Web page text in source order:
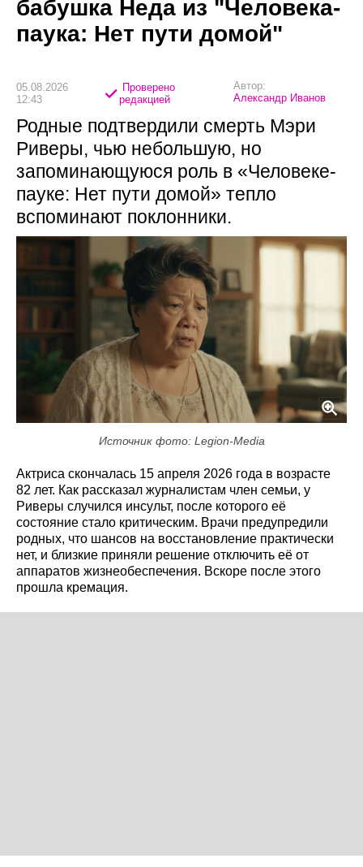
бабушка Неда из "Человека-
паука: Нет пути домой"
05.08.2026
12:43
Проверено
редакцией
Автор:
Александр Иванов
Родные подтвердили смерть Мэри
Риверы, чью небольшую, но
запоминающуюся роль в «Человеке-
пауке: Нет пути домой» тепло
вспоминают поклонники.
Источник фото: Legion-Media
Актриса скончалась 15 апреля 2026 года в возрасте
82 лет. Как рассказал журналистам член семьи, у
Риверы случился инсульт, после которого её
состояние стало критическим. Врачи предупредили
родных, что шансов на восстановление практически
нет, и близкие приняли решение отключить её от
аппаратов жизнеобеспечения. Вскоре после этого
прошла кремация.